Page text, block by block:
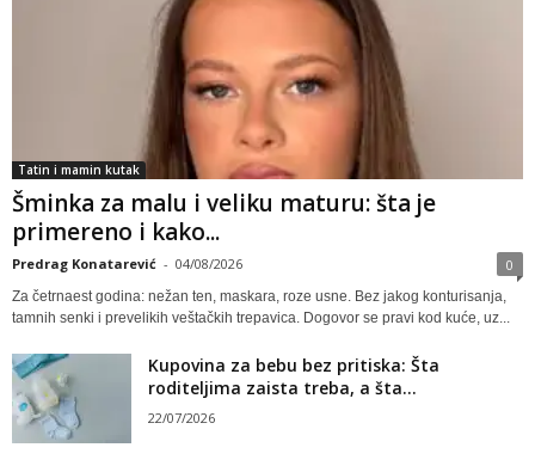
Tatin i mamin kutak
Šminka za malu i veliku maturu: šta je
primereno i kako...
Predrag Konatarević - 04/08/2026 0
Za četrnaest godina: nežan ten, maskara, roze usne. Bez jakog konturisanja,
tamnih senki i prevelikih veštačkih trepavica. Dogovor se pravi kod kuće, uz...
Kupovina za bebu bez pritiska: Šta
roditeljima zaista treba, a šta...
22/07/2026